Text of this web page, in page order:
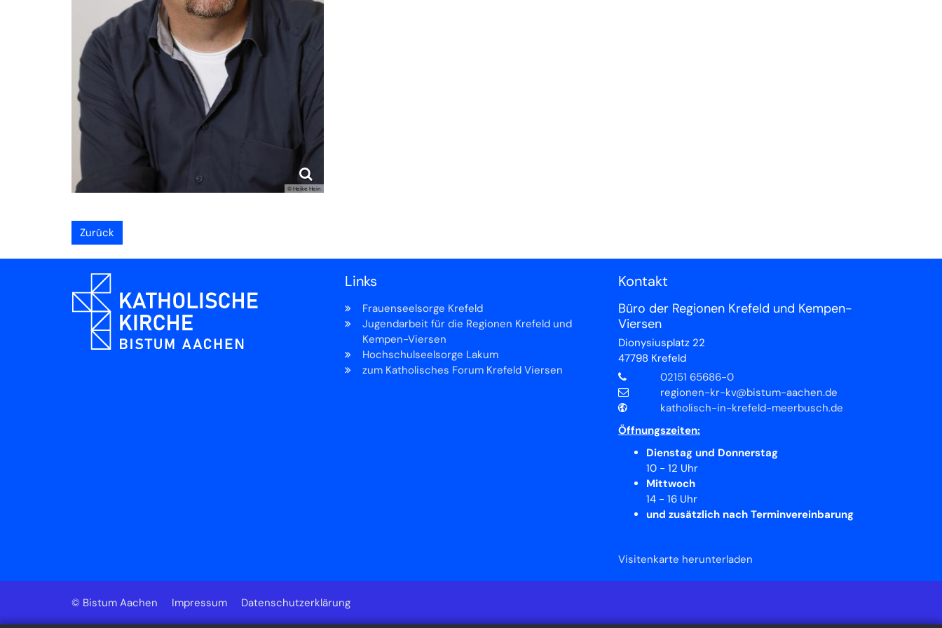
© Heike Hein
Zurück
Links
Frauenseelsorge Krefeld
Jugendarbeit für die Regionen Krefeld und
Kempen-Viersen
Hochschulseelsorge Lakum
zum Katholisches Forum Krefeld Viersen
Kontakt
Büro der Regionen Krefeld und Kempen-
Viersen
Dionysiusplatz 22
47798 Krefeld
02151 65686-0
regionen-kr-kv@bistum-aachen.de
katholisch-in-krefeld-meerbusch.de
Öffnungszeiten:
Dienstag und Donnerstag
10 - 12 Uhr
Mittwoch
14 - 16 Uhr
und zusätzlich nach Terminvereinbarung
Visitenkarte herunterladen
© Bistum Aachen Impressum Datenschutzerklärung